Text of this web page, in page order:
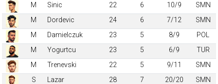
M
Sinic 22 6 10/9
SMN
M
Dordevic 24 6 7/12
SMN
M
Damielczuk 23 5 8/9
POL
M
Yogurtcu 23 5 6/9
TUR
M
Trenevski 22 5 9/11
SMN
S
Lazar 28 7 20/20
SMN